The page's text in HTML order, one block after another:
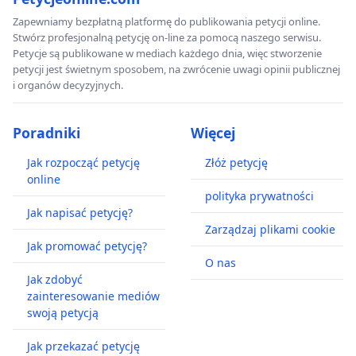
długofalowych działań naprawczych.
Szczególnie niepokojący jest fakt, że Potok
Bielański jest obecnie uzależniony od sztucznego
zasilania. Oznacza to, że jego funkcjonowanie
i od sprawności infrastruktury technicznej. Tym
bardziej konieczne jest przedstawienie
mieszkańcom pełnej informacji o stanie urządzeń
odpowiedzialnych za zasilanie potoku oraz o
działaniach planowanych przez władze w celu
przywrócenia przepływu wody.
Sytuacja, w której historyczny ciek wodny
całkowicie wysycha na znacznym odcinku swojego
biegu, nie może być uznana za stan normalny.
Zapewniamy bezpłatną platformę do publikowania petycji online.
Stwórz profesjonalną petycję on-line za pomocą naszego serwisu.
Petycje są publikowane w mediach każdego dnia, więc stworzenie
petycji jest świetnym sposobem, na zwrócenie uwagi opinii publicznej
i organów decyzyjnych.
Poradniki
Jak rozpocząć petycję
online
Jak napisać petycję?
Jak promować petycję?
Jak zdobyć
zainteresowanie mediów
swoją petycją
Jak przekazać petycję
Więcej
Złóż petycję
polityka prywatności
Zarządzaj plikami cookie
O nas